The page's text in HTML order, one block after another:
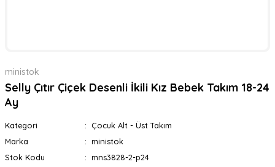
ministok
Selly Çıtır Çiçek Desenli İkili Kız Bebek Takım 18-24
Ay
Kategori
Çocuk Alt - Üst Takım
Marka
ministok
Stok Kodu
mns3828-2-p24